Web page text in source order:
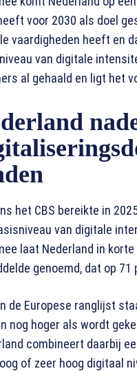
voor 2030 als doel
vaardigheden heeft en
van digitale
al gehaald en ligt het
het CBS bereikte in
van digitale
laat Nederland in
genoemd, dat op 71
de Europese ranglijst
nog hoger als wordt
combineert daarbij
of zeer hoog digitaal